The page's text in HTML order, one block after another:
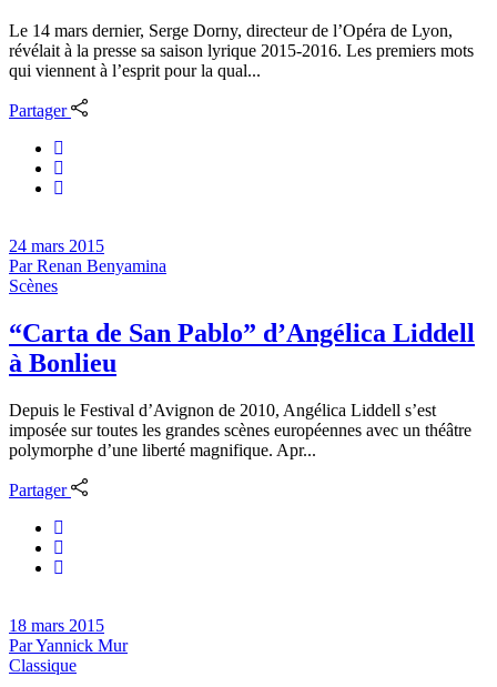
Le 14 mars dernier, Serge Dorny, directeur de l’Opéra de Lyon,
révélait à la presse sa saison lyrique 2015-2016. Les premiers mots
qui viennent à l’esprit pour la qual...
Partager
24 mars 2015
ParRenan Benyamina
Scènes
“Carta de San Pablo” d’Angélica Liddell
à Bonlieu
Depuis le Festival d’Avignon de 2010, Angélica Liddell s’est
imposée sur toutes les grandes scènes européennes avec un théâtre
polymorphe d’une liberté magnifique. Apr...
Partager
18 mars 2015
ParYannick Mur
Classique